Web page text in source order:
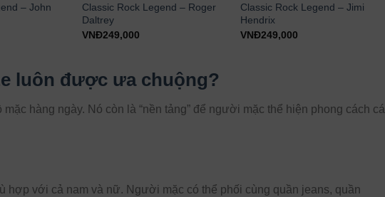
– John
Classic Rock Legend – Roger
Daltrey
VNĐ249,000
Classic Rock Legend – Jimi
Hendrix
VNĐ249,000
luôn được ưa chuộng?
hàng ngày. Nó còn là “nền tảng” để người mặc thể hiện phong cách cá
hợp với cả nam và nữ. Người mặc có thể phối cùng quần jeans, quần